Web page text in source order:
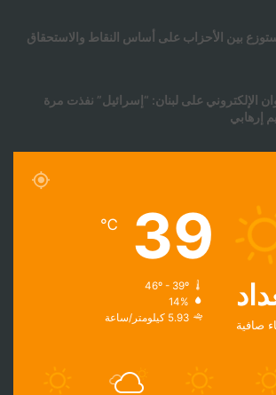
بين الأحزاب على أساس النقاط والاستحقاق
الإلكتروني على لبنان: “إسرائيل” نفذت مرة
إرهابي
صافية
39
℃
46º - 39º
14%
5.93 كيلومتر/ساعة